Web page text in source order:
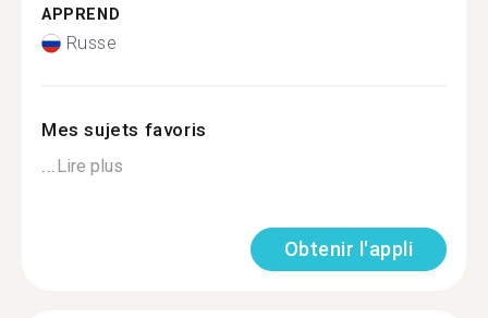
APPREND
Russe
Mes sujets favoris
...Lire plus
Obtenir l'appli